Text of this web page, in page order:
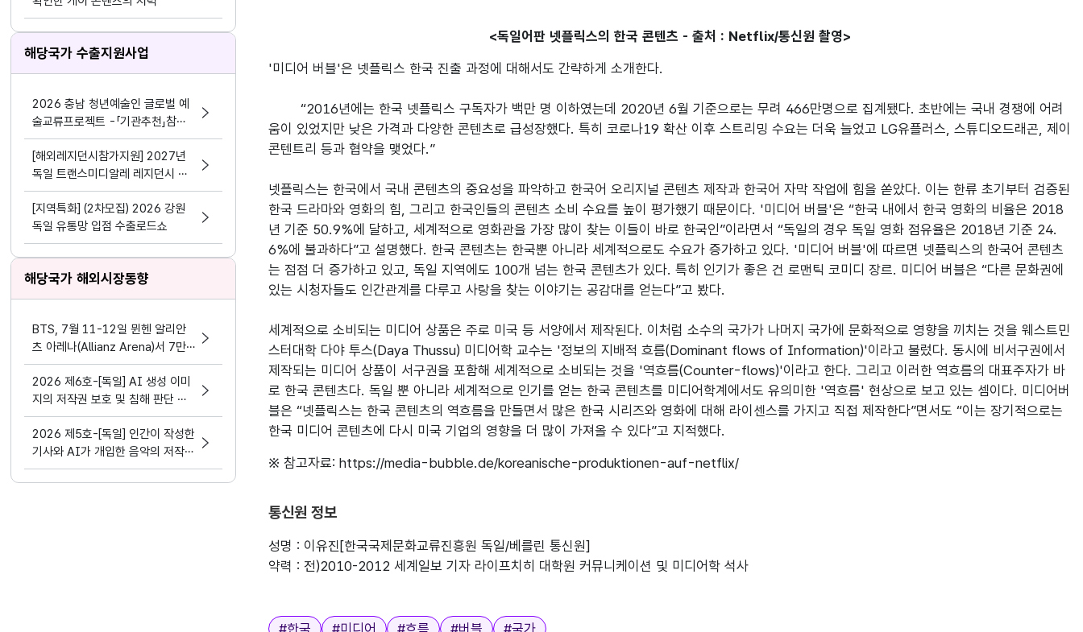
해당국가 수출지원사업
2026 충남 청년예술인 글로벌 예
술교류프로젝트 -「기관추천」참여
자 추가모집 공고
[해외레지던시참가지원] 2027년
독일 트랜스미디알레 레지던시 참
가
[지역특화] (2차모집) 2026 강원
독일 유통망 입점 수출로드쇼
해당국가 해외시장동향
BTS, 7월 11-12일 뮌헨 알리안
츠 아레나(Allianz Arena)서 7만
여명 아미와 공연 성료
2026 제6호-[독일] AI 생성 이미
지의 저작권 보호 및 침해 판단 기
준(박희영)
2026 제5호-[독일] 인간이 작성한
기사와 AI가 개입한 음악의 저작권
보호에 관한 지방법원판결(박희영)
<독일어판 넷플릭스의 한국 콘텐츠 - 출처 : Netflix/통신원 촬영>
'미디어 버블'은 넷플릭스 한국 진출 과정에 대해서도 간략하게 소개한다.
“2016년에는 한국 넷플릭스 구독자가 백만 명 이하였는데 2020년 6월 기준으로는 무려 466만명으로 집계됐다. 초반에는 국내 경쟁에 어려
움이 있었지만 낮은 가격과 다양한 콘텐츠로 급성장했다. 특히 코로나19 확산 이후 스트리밍 수요는 더욱 늘었고 LG유플러스, 스튜디오드래곤, 제이
콘텐트리 등과 협약을 맺었다.”
넷플릭스는 한국에서 국내 콘텐츠의 중요성을 파악하고 한국어 오리지널 콘텐츠 제작과 한국어 자막 작업에 힘을 쏟았다. 이는 한류 초기부터 검증된
한국 드라마와 영화의 힘, 그리고 한국인들의 콘텐츠 소비 수요를 높이 평가했기 때문이다. '미디어 버블'은 “한국 내에서 한국 영화의 비율은 2018
년 기준 50.9%에 달하고, 세계적으로 영화관을 가장 많이 찾는 이들이 바로 한국인”이라면서 “독일의 경우 독일 영화 점유율은 2018년 기준 24.
6%에 불과하다”고 설명했다. 한국 콘텐츠는 한국뿐 아니라 세계적으로도 수요가 증가하고 있다. '미디어 버블'에 따르면 넷플릭스의 한국어 콘텐츠
는 점점 더 증가하고 있고, 독일 지역에도 100개 넘는 한국 콘텐츠가 있다. 특히 인기가 좋은 건 로맨틱 코미디 장르. 미디어 버블은 “다른 문화권에
있는 시청자들도 인간관계를 다루고 사랑을 찾는 이야기는 공감대를 얻는다”고 봤다.
세계적으로 소비되는 미디어 상품은 주로 미국 등 서양에서 제작된다. 이처럼 소수의 국가가 나머지 국가에 문화적으로 영향을 끼치는 것을 웨스트민
스터대학 다야 투스(Daya Thussu) 미디어학 교수는 '정보의 지배적 흐름(Dominant flows of Information)'이라고 불렀다. 동시에 비서구권에서
제작되는 미디어 상품이 서구권을 포함해 세계적으로 소비되는 것을 '역흐름(Counter-flows)'이라고 한다. 그리고 이러한 역흐름의 대표주자가 바
로 한국 콘텐츠다. 독일 뿐 아니라 세계적으로 인기를 얻는 한국 콘텐츠를 미디어학계에서도 유의미한 '역흐름' 현상으로 보고 있는 셈이다. 미디어버
블은 “넷플릭스는 한국 콘텐츠의 역흐름을 만들면서 많은 한국 시리즈와 영화에 대해 라이센스를 가지고 직접 제작한다”면서도 “이는 장기적으로는
한국 미디어 콘텐츠에 다시 미국 기업의 영향을 더 많이 가져올 수 있다”고 지적했다.
※ 참고자료: https://media-bubble.de/koreanische-produktionen-auf-netflix/
통신원 정보
성명 : 이유진[한국국제문화교류진흥원 독일/베를린 통신원]
약력 : 전)2010-2012 세계일보 기자 라이프치히 대학원 커뮤니케이션 및 미디어학 석사
태그
#한국 #미디어 #흐름 #버블 #국가